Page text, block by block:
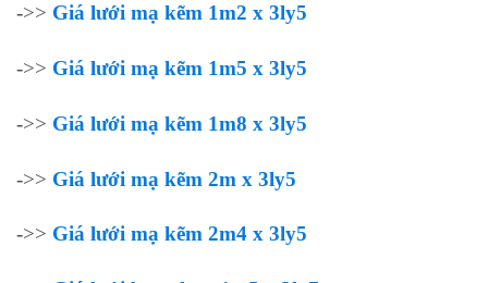
->> Giá lưới mạ kẽm 1m2 x 3ly5
->> Giá lưới mạ kẽm 1m5 x 3ly5
->> Giá lưới mạ kẽm 1m8 x 3ly5
->> Giá lưới mạ kẽm 2m x 3ly5
->> Giá lưới mạ kẽm 2m4 x 3ly5